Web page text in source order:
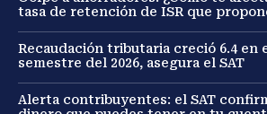
tasa de retención de ISR que
Recaudación tributaria creció 6.4 en
semestre del 2026, asegura el SAT
Alerta contribuyentes: el SAT